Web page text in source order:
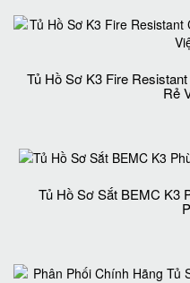
Tủ Hồ Sơ K3 Fire
Rẻ
Tủ Hồ Sơ Sắt BEMC K3